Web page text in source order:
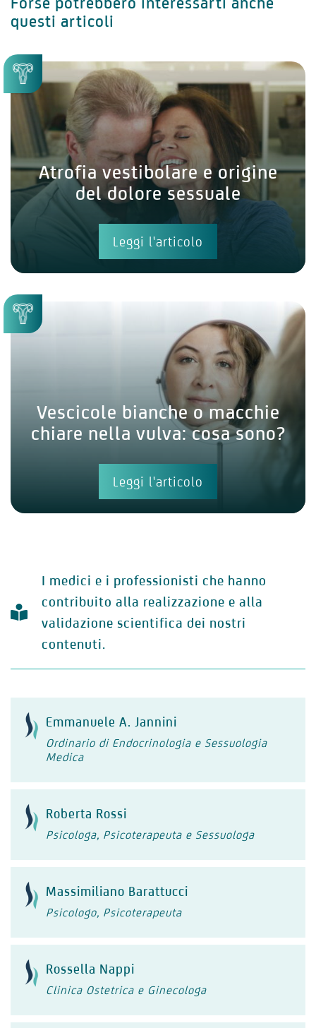
questi articoli
Atrofia vestibolare e origine
del dolore sessuale
Leggi l'articolo
Vescicole bianche o macchie
chiare nella vulva: cosa sono?
Leggi l'articolo
I medici e i professionisti che hanno
contribuito alla realizzazione e alla
validazione scientifica dei nostri
contenuti.
Emmanuele A. Jannini
Ordinario di Endocrinologia e Sessuologia
Medica
Roberta Rossi
Psicologa, Psicoterapeuta e Sessuologa
Massimiliano Barattucci
Psicologo, Psicoterapeuta
Rossella Nappi
Clinica Ostetrica e Ginecologa